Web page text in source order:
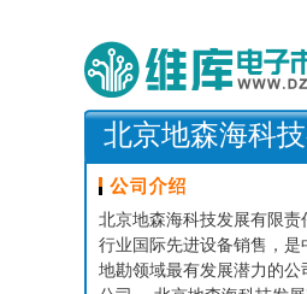
北京地森海科
北京地森海科技发展有限责
行业国际先进设备销售，
地勘领域最有发展潜力的